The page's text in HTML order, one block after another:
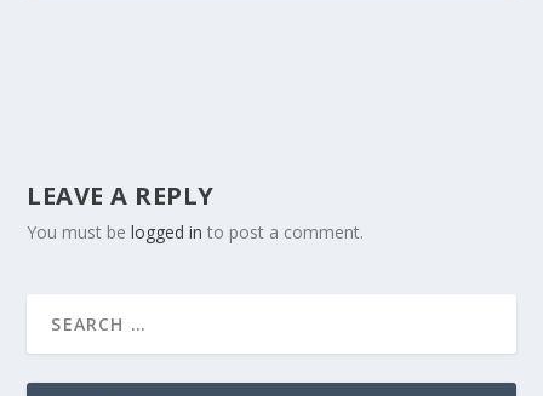
LEAVE A REPLY
You must belogged in to post a comment.